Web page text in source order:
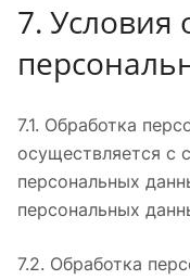
7. Условия
7.1. Обработка
осуществляется с
персональных
персональных
7.2. Обработка